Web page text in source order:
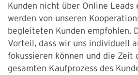
Kunden nicht über Online Leads
werden von unseren
begleiteten Kunden empfohlen.
Vorteil, dass wir uns individuell
fokussieren können und die Zeit
gesamten Kaufprozess des